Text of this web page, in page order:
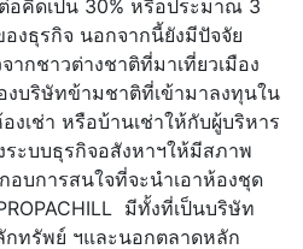
อคิดเป็น 30% หรือประมาณ 3
งธุรกิจ นอกจากนี้ยังมีปัจจัย
กชาวต่างชาติที่มาเที่ยวเมือง
งบริษัทข้ามชาติที่เข้ามาลงทุนใน
งเช่า หรือบ้านเช่าให้กับผู้บริหาร
ระบบธุรกิจอสังหาฯให้มีสภาพ
บการสนใจที่จะนำเอาห้องชุด
มีทั้งที่เป็นบริษัท
ทรัพย์ ฯและนอกตลาดหลัก